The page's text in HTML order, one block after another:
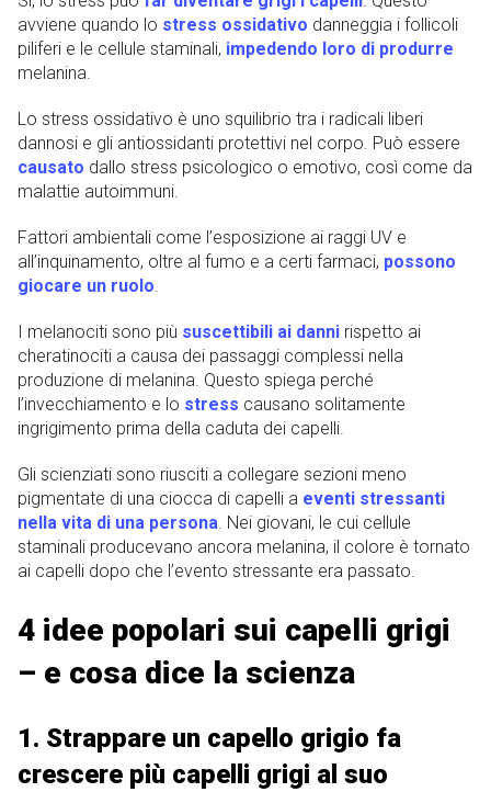
avviene quando lo stress ossidativo danneggia i follicoli
piliferi e le cellule staminali, impedendo loro di produrre
melanina.
Lo stress ossidativo è uno squilibrio tra i radicali liberi
dannosi e gli antiossidanti protettivi nel corpo. Può essere
causato dallo stress psicologico o emotivo, così come da
malattie autoimmuni.
Fattori ambientali come l’esposizione ai raggi UV e
all’inquinamento, oltre al fumo e a certi farmaci, possono
giocare un ruolo.
I melanociti sono più suscettibili ai danni rispetto ai
cheratinociti a causa dei passaggi complessi nella
produzione di melanina. Questo spiega perché
l’invecchiamento e lo stress causano solitamente
ingrigimento prima della caduta dei capelli.
Gli scienziati sono riusciti a collegare sezioni meno
pigmentate di una ciocca di capelli a eventi stressanti
nella vita di una persona. Nei giovani, le cui cellule
staminali producevano ancora melanina, il colore è tornato
ai capelli dopo che l’evento stressante era passato.
4 idee popolari sui capelli grigi
– e cosa dice la scienza
1. Strappare un capello grigio fa
crescere più capelli grigi al suo